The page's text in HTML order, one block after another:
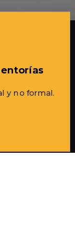
y no formal.